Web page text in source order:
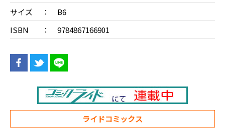
サイズ
B6
ISBN
9784867166901
ライドコミックス